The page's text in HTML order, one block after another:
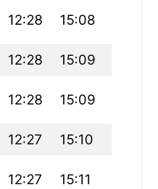
12:28 15:08
12:28 15:09
12:28 15:09
12:27 15:10
12:27 15:11